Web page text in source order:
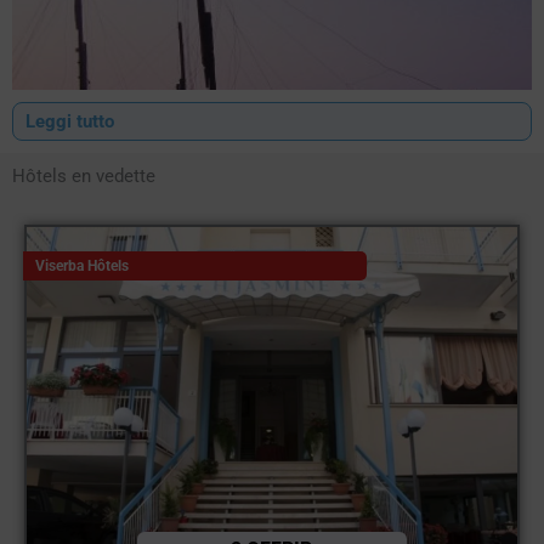
Viserbella est une fraction de Rimini située entre Viserba et
Torre Predrera.hôtels Viserbella
Vous pourrez ainsi profiter de
belles vacances sur la Riviera Romagnola à des prix abordables
et surtout dans une zone plus calme que les centres de
divertissement.
Leggi tutto
Hôtels en vedette
Viserba Hôtels